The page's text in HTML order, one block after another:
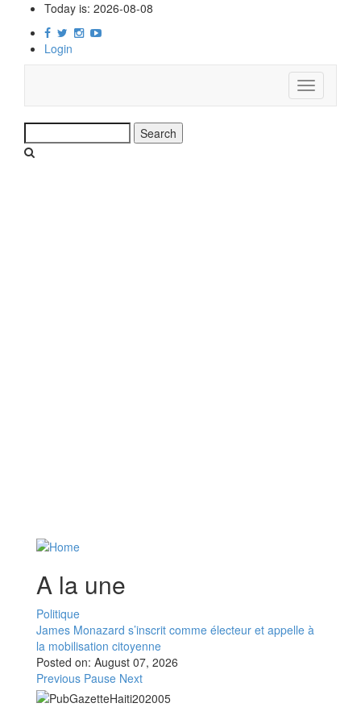
content
Today is: 2026-08-08
Login
Toggle
navigation
A la une
Politique
James Monazard s’inscrit comme électeur et appelle à
la mobilisation citoyenne
Posted on: August 07, 2026
Previous Pause Next